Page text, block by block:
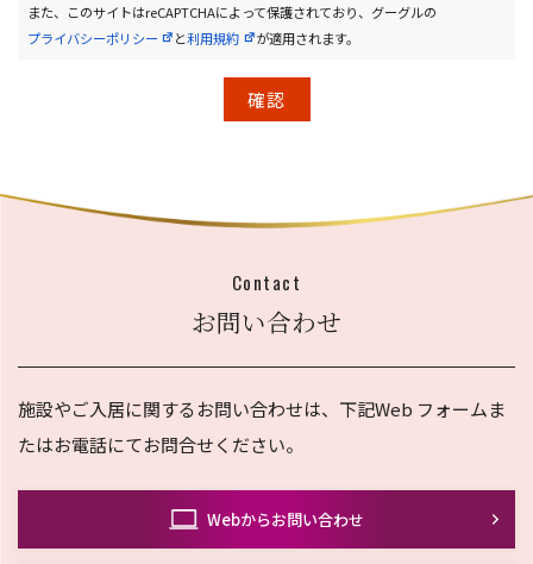
また、このサイトはreCAPTCHAによって保護されており、グーグルの
プライバシーポリシー
と利用規約 が適用されます。
Contact
お問い合わせ
施設やご入居に関するお問い合わせは、 下記Web フォームま
たはお電話にてお問合せください。
Webからお問い合わせ